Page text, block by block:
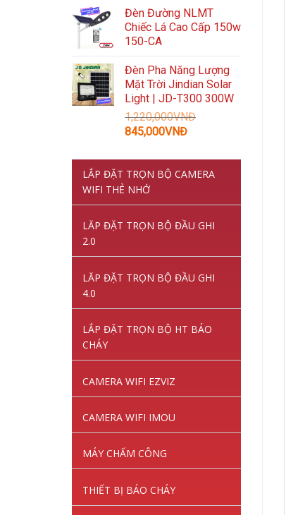
là:
2,150,000VNĐ.
tại
là:
Đèn Đường NLMT
Chiếc Lá Cao Cấp 150w
150-CA
Đèn Pha Năng Lượng
Mặt Trời Jindian Solar
Light | JD-T300 300W
1,220,000VNĐ
Giá
là:
1,220,000VNĐ.
845,000VNĐGiá
tại
là:
LẮP ĐẶT TRỌN BỘ CAMERA
WIFI THẺ NHỚ
LĂP ĐẶT TRỌN BỘ ĐẦU GHI
2.0
LĂP ĐẶT TRỌN BỘ ĐẦU GHI
4.0
LẮP ĐẶT TRỌN BỘ HT BÁO
CHÁY
CAMERA WIFI EZVIZ
CAMERA WIFI IMOU
MÁY CHẤM CÔNG
THIẾT BỊ BÁO CHÁY